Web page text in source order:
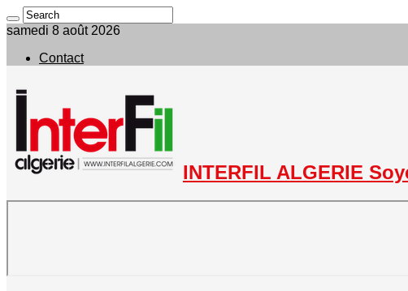
samedi 8 août 2026
Contact
INTERFIL ALGERIE